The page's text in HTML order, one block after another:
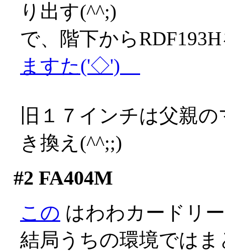
り出す(^^;)
で、階下から
ますた('◇')ゞ
旧１７インチは父親
き換え(^^;;)
#2 FA404M
この はわわカードリ
結局うちの環境では